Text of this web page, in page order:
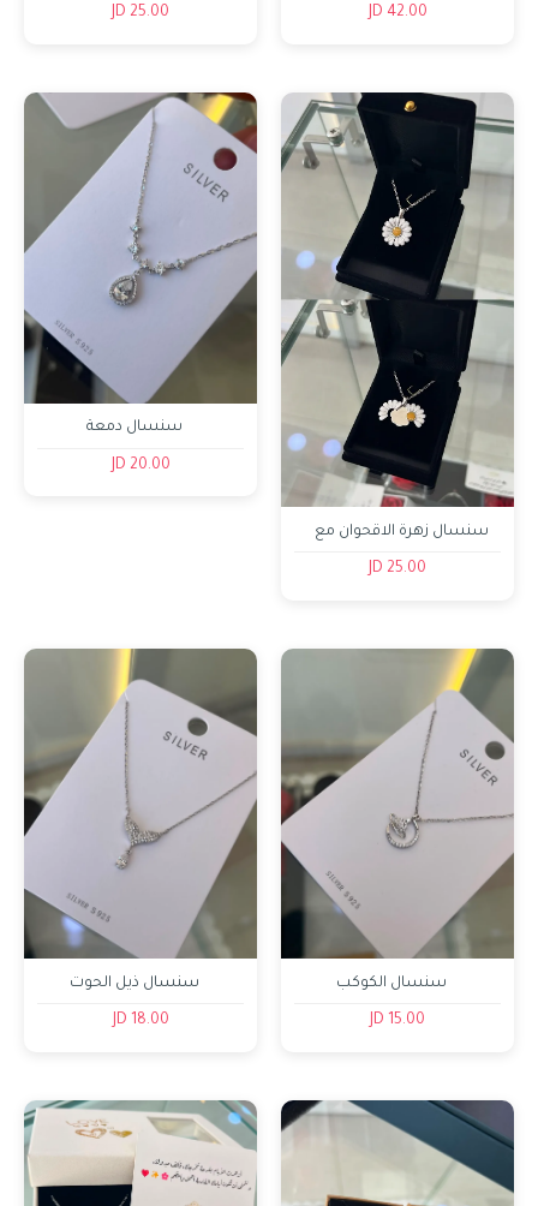
42.00 JD
25.00 JD
سنسال زهرة الاقحوان مع
25.00 JD
سنسال دمعة
20.00 JD
سنسال الكوكب
15.00 JD
سنسال ذيل الحوت
18.00 JD
Unnamed Dialog